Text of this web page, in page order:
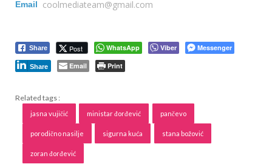
Email coolmediateam@gmail.com
Share Post WhatsApp Viber Messenger
Share Email Print
Related tags :
jasna vujičić ministar đorđević pančevo
porodično nasilje sigurna kuća stana božović
zoran đorđević